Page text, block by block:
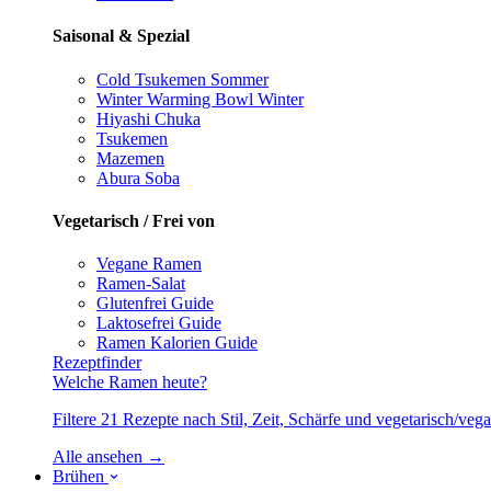
Saisonal & Spezial
Cold Tsukemen Sommer
Winter Warming Bowl Winter
Hiyashi Chuka
Tsukemen
Mazemen
Abura Soba
Vegetarisch / Frei von
Vegane Ramen
Ramen-Salat
Glutenfrei Guide
Laktosefrei Guide
Ramen Kalorien Guide
Rezeptfinder
Welche Ramen heute?
Filtere 21 Rezepte nach Stil, Zeit, Schärfe und vegetarisch/
Alle ansehen →
Brühen